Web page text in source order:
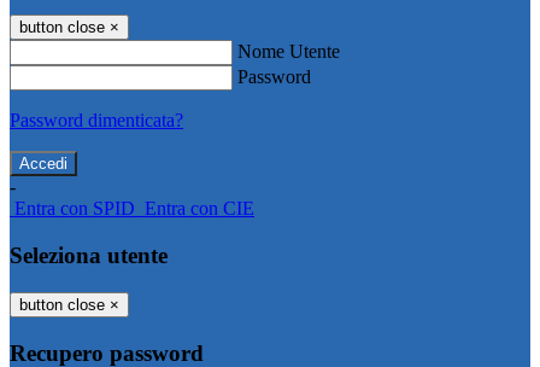
button close ×
Nome Utente
Password
Password dimenticata?
-
Entra con SPID Entra con CIE
Seleziona utente
button close ×
Recupero password